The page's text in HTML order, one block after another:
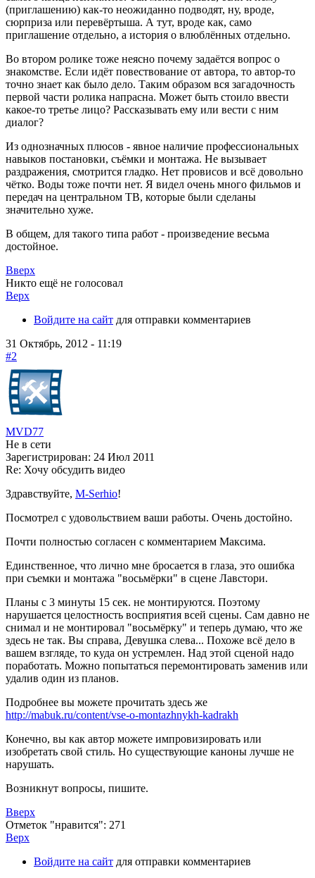
(приглашению) как-то неожиданно подводят, ну, вроде,
сюрприза или перевёртыша. А тут, вроде как, само
приглашение отдельно, а история о влюблённых отдельно.
Во втором ролике тоже неясно почему задаётся вопрос о
знакомстве. Если идёт повествование от автора, то автор-то
точно знает как было дело. Таким образом вся загадочность
первой части ролика напрасна. Может быть стоило ввести
какое-то третье лицо? Рассказывать ему или вести с ним
диалог?
Из однозначных плюсов - явное наличие профессиональных
навыков постановки, съёмки и монтажа. Не вызывает
раздражения, смотрится гладко. Нет провисов и всё довольно
чётко. Воды тоже почти нет. Я видел очень много фильмов и
передач на центральном ТВ, которые были сделаны
значительно хуже.
В общем, для такого типа работ - произведение весьма
достойное.
Вверх
Никто ещё не голосовал
Верх
Войдите на сайт для отправки комментариев
31 Октябрь, 2012 - 11:19
#2
MVD77
Не в сети
Зарегистрирован: 24 Июл 2011
Re: Хочу обсудить видео
Здравствуйте, M-Serhio!
Посмотрел с удовольствием ваши работы. Очень достойно.
Почти полностью согласен с комментарием Максима.
Единственное, что лично мне бросается в глаза, это ошибка
при съемки и монтажа "восьмёрки" в сцене Лавстори.
Планы с 3 минуты 15 сек. не монтируются. Поэтому
нарушается целостность восприятия всей сцены. Сам давно не
снимал и не монтировал "восьмёрку" и теперь думаю, что же
здесь не так. Вы справа, Девушка слева... Похоже всё дело в
вашем взгляде, то куда он устремлен. Над этой сценой надо
поработать. Можно попытаться перемонтировать заменив или
удалив один из планов.
Подробнее вы можете прочитать здесь же
http://mabuk.ru/content/vse-o-montazhnykh-kadrakh
Конечно, вы как автор можете импровизировать или
изобретать свой стиль. Но существующие каноны лучше не
нарушать.
Возникнут вопросы, пишите.
Вверх
Отметок "нравится": 271
Верх
Войдите на сайт для отправки комментариев